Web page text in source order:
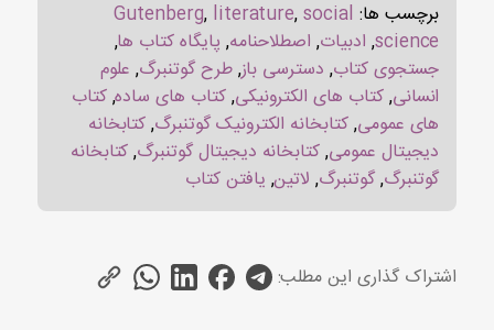
برچسب ها:
Gutenberg, literature,social
science
, ادبیات, اصطلاحنامه, پایگاه کتاب ها,
جستجوی کتاب, دسترسی باز,طرح گوتنبرگ, علوم
انسانی,کتاب های الکترونیکی,کتاب های ساده,کتاب
های عمومی,کتابخانه الکترونیک گوتنبرگ,کتابخانه
دیجیتال عمومی,کتابخانه دیجیتال گوتنبرگ,کتابخانه
گوتنبرگ,گوتنبرگ, لاتین, یافتن کتاب
اشتراک گذاری این مطلب: